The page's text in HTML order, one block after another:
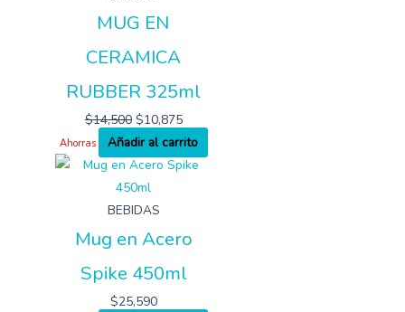
MUG EN
CERAMICA
RUBBER 325ml
$14,500 $10,875
Ahorras Añadir al carrito
BEBIDAS
Mug en Acero
Spike 450ml
$25,590